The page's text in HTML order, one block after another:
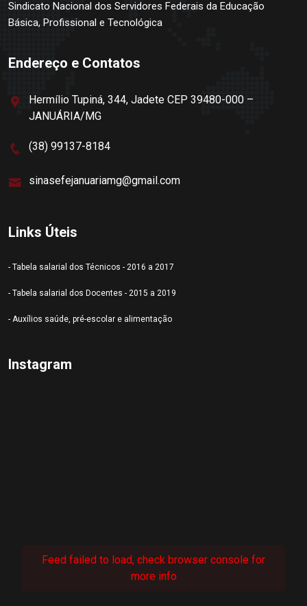
Sindicato Nacional dos Servidores Federais da Educação
Básica, Profissional e Tecnológica
Endereço e Contatos
Hermílio Tupiná, 344, Jadete CEP 39480-000 –
JANUÁRIA/MG
(38) 99137-8184
sinasefejanuariamg@gmail.com
Links Úteis
- Tabela salarial dos Técnicos - 2016 a 2017
- Tabela salarial dos Docentes - 2015 a 2019
- Auxílios saúde, pré-escolar e alimentação
Instagram
Feed failed to load, check browser console for
more info